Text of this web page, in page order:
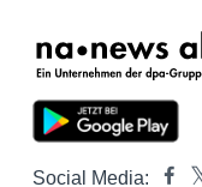
Social Media: